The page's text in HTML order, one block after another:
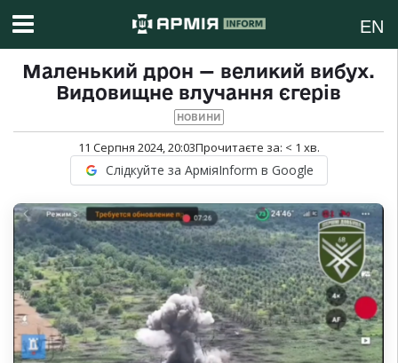
EN
Маленький дрон — великий вибух.
Видовищне влучання єгерів
НОВИНИ
11 Серпня 2024, 20:03Прочитаєте за: < 1 хв.
Слідкуйте за АрміяInform в Google